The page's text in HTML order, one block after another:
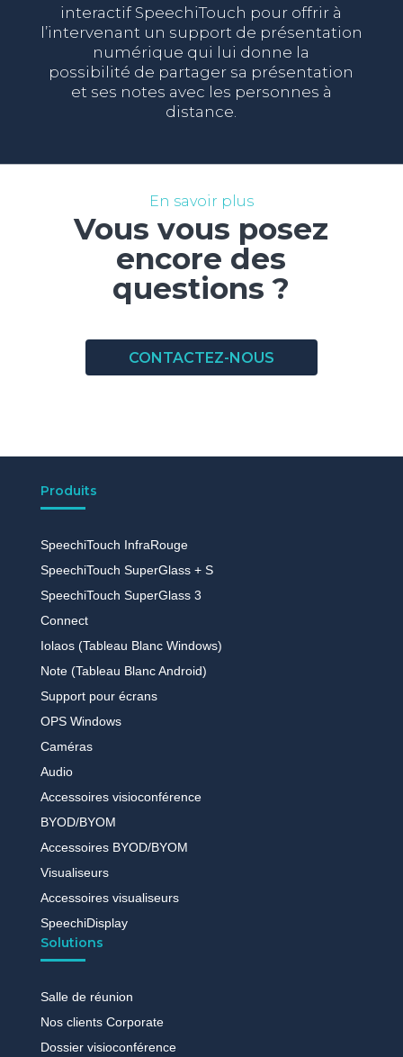
interactif SpeechiTouch pour offrir à
l’intervenant un support de présentation
numérique qui lui donne la
possibilité de partager sa présentation
et ses notes avec les personnes à
distance.
En savoir plus
Vous vous posez
encore des
questions ?
CONTACTEZ-NOUS
Produits
SpeechiTouch InfraRouge
SpeechiTouch SuperGlass + S
SpeechiTouch SuperGlass 3
Connect
Iolaos (Tableau Blanc Windows)
Note (Tableau Blanc Android)
Support pour écrans
OPS Windows
Caméras
Audio
Accessoires visioconférence
BYOD/BYOM
Accessoires BYOD/BYOM
Visualiseurs
Accessoires visualiseurs
SpeechiDisplay
Solutions
Salle de réunion
Nos clients Corporate
Dossier visioconférence